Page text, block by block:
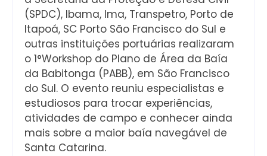
(SPDC), Ibama, Ima, Transpetro, Porto de
Itapoá, SC Porto São Francisco do Sul e
outras instituições portuárias realizaram
o 1°Workshop do Plano de Área da Baía
da Babitonga (PABB), em São Francisco
do Sul. O evento reuniu especialistas e
estudiosos para trocar experiências,
atividades de campo e conhecer ainda
mais sobre a maior baía navegável de
Santa Catarina.